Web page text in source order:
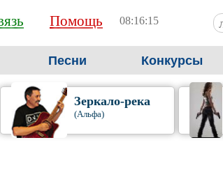
Помощь 08:16:16
Песни Конкурсы
Зеркало-река
(Альфа)